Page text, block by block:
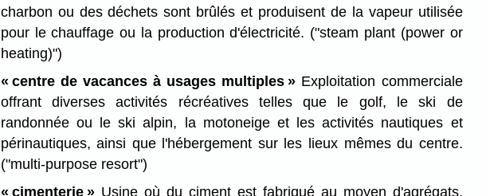
charbon ou des déchets sont brûlés et produisent de la vapeur utilisée
pour le chauffage ou la production d'électricité. ("steam plant (power or
heating)")
« centre de vacances à usages multiples » Exploitation commerciale
offrant diverses activités récréatives telles que le golf, le ski de
randonnée ou le ski alpin, la motoneige et les activités nautiques et
périnautiques, ainsi que l'hébergement sur les lieux mêmes du centre.
("multi-purpose resort")
« cimenterie »Usine où du ciment est fabriqué au moyen d'agrégats.